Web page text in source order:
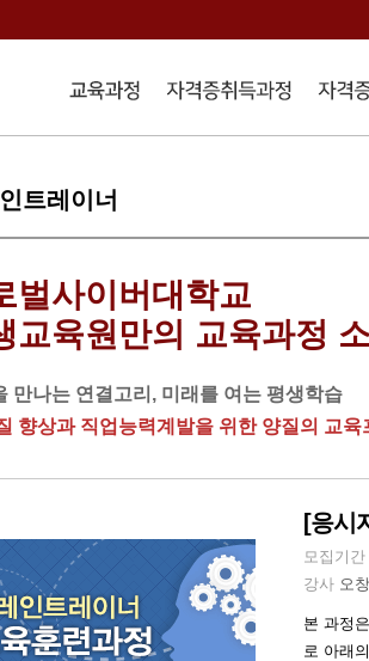
트레이너
벌사이버대학교
교육원만의 교육과정
만나는 연결고리, 미래를 여는 평생학습
향상과 직업능력계발을 위한 양질의 교
[응시
모집기간
강사 오
본 과정
로 아래